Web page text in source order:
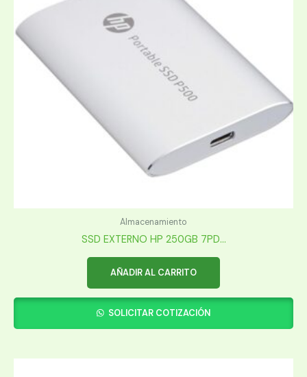
Almacenamiento
SSD EXTERNO HP 250GB 7PD...
AÑADIR AL CARRITO
SOLICITAR COTIZACIÓN